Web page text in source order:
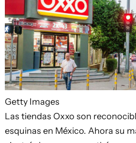
Getty Images
Las tiendas Oxxo son
esquinas en México. Ahora su